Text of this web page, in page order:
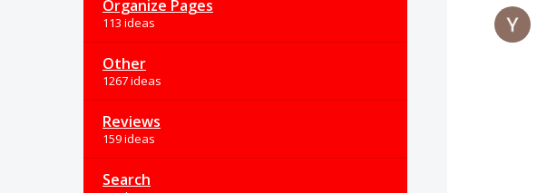
Organize Pages
113 ideas
Other
1267 ideas
Reviews
159 ideas
Search